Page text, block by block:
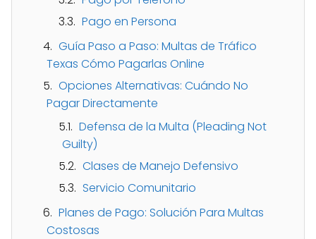
Pago en Persona
Guía Paso a Paso: Multas de Tráfico
Texas Cómo Pagarlas Online
Opciones Alternativas: Cuándo No
Pagar Directamente
Defensa de la Multa (Pleading Not
Guilty)
Clases de Manejo Defensivo
Servicio Comunitario
Planes de Pago: Solución Para Multas
Costosas